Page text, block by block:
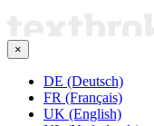
×
DE (Deutsch)
FR (Français)
UK (English)